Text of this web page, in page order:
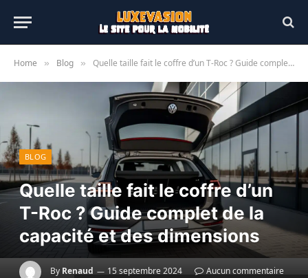
Home » Blog » Quelle taille fait le coffre d’un T-Roc ? Guide complet de la capacité et des dimensions
BLOG
Quelle taille fait le coffre d’un
T-Roc ? Guide complet de la
capacité et des dimensions
By Renaud 15 septembre 2024 Aucun commentaire